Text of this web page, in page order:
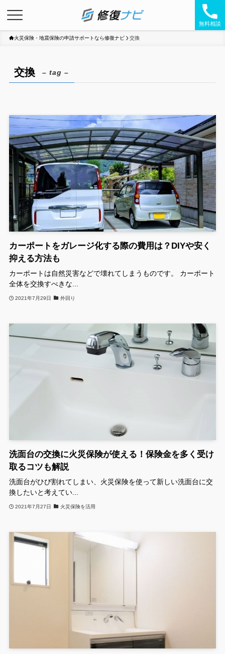
無料相談
火災保険・地震保険の申請サポートなら修復ナビ 交換
交換 – tag –
カーポートをガレージ化する際の費用は？DIYや安く
抑える方法も
カーポートは自然災害などで壊れてしまうものです。 カーポート
全体を交換すべきな...
2021年7月29日 外回り
洗面台の交換に火災保険が使える！保険金を多く受け
取るコツも解説
洗面台がひび割れてしまい、火災保険を使って新しい洗面台に交
換したいと考えてい...
2021年7月27日 火災保険を活用